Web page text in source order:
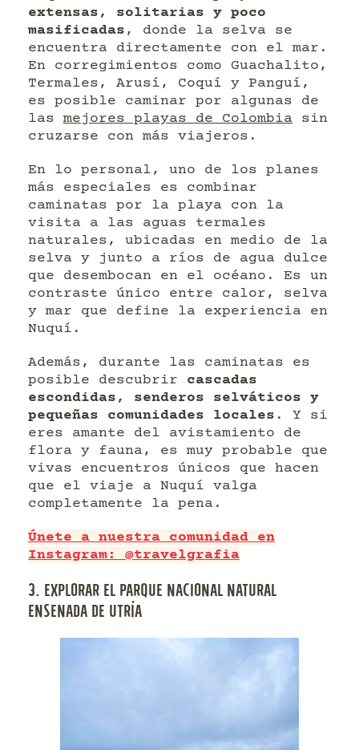
extensas, solitarias y poco
masificadas , donde la selva se
encuentra directamente con el mar.
En corregimientos como Guachalito,
Termales, Arusí, Coquí y Panguí,
es posible caminar por algunas de
las mejores playas de Colombia sin
cruzarse con más viajeros.
En lo personal, uno de los planes
más especiales es combinar
caminatas por la playa con la
visita a las aguas termales
naturales, ubicadas en medio de la
selva y junto a ríos de agua dulce
que desembocan en el océano. Es un
contraste único entre calor, selva
y mar que define la experiencia en
Nuquí.
Además, durante las caminatas es
posible descubrir cascadas
escondidas, senderos selváticos y
pequeñas comunidades locales . Y si
eres amante del avistamiento de
flora y fauna, es muy probable que
vivas encuentros únicos que hacen
que el viaje a Nuquí valga
completamente la pena.
Únete a nuestra comunidad en
Instagram: @travelgrafia
3. EXPLORAR EL PARQUE NACIONAL NATURAL
ENSENADA DE UTRÍA